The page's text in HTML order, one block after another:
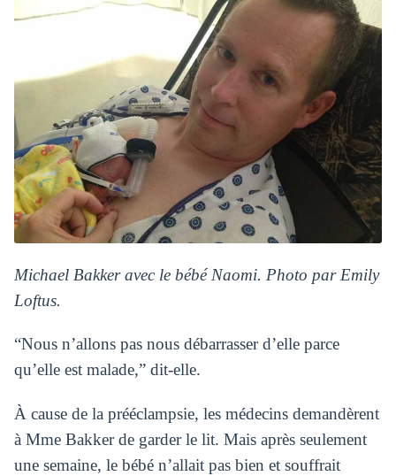
Michael Bakker avec le bébé Naomi. Photo par Emily
Loftus.
“Nous n’allons pas nous débarrasser d’elle parce
qu’elle est malade,” dit-elle.
À cause de la prééclampsie, les médecins demandèrent
à Mme Bakker de garder le lit. Mais après seulement
une semaine, le bébé n’allait pas bien et souffrait